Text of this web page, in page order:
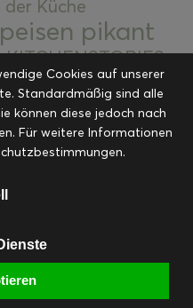
der Küche
pikant
KITCHENSTORIES
Kuchen und
Mitbringsel &
Ostern Resteküche
Startseite
& Suppen
Cookies auf unserer
Standardmäßig sind alle
können diese jedoch nach
Für weitere Informationen